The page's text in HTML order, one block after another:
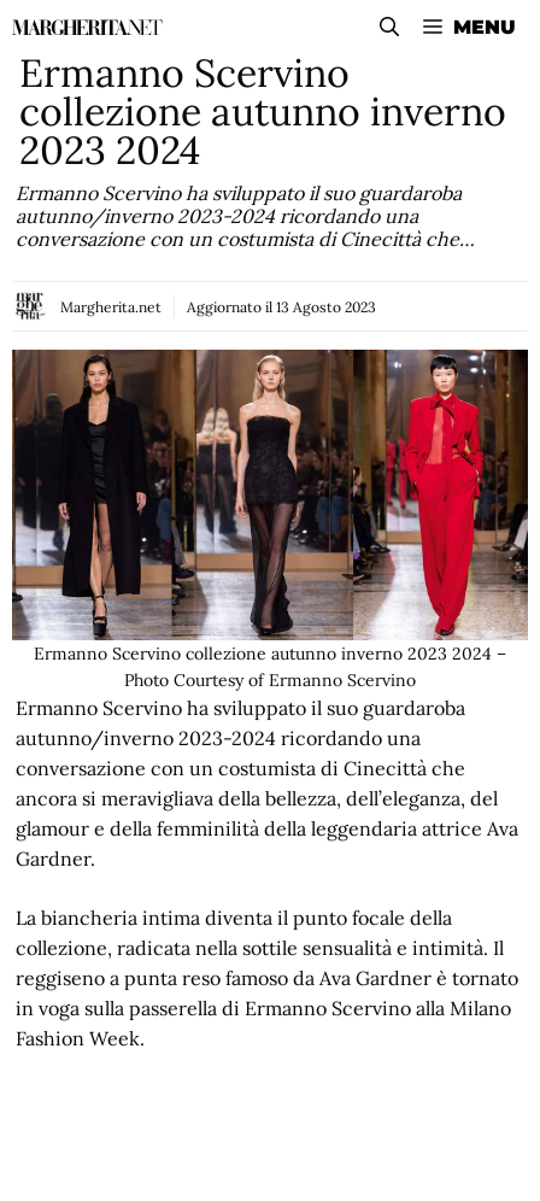
Vai
contenuto
MENU
Ermanno Scervino
collezione autunno inverno
2023 2024
Ermanno Scervino ha sviluppato il suo guardaroba
autunno/inverno 2023-2024 ricordando una
conversazione con un costumista di Cinecittà che…
Margherita.net Aggiornato il 13 Agosto 2023
Ermanno Scervino collezione autunno inverno 2023 2024 –
Photo Courtesy of Ermanno Scervino
Ermanno Scervino ha sviluppato il suo guardaroba
autunno/inverno 2023-2024 ricordando una
conversazione con un costumista di Cinecittà che
ancora si meravigliava della bellezza, dell’eleganza, del
glamour e della femminilità della leggendaria attrice Ava
Gardner.
La biancheria intima diventa il punto focale della
collezione, radicata nella sottile sensualità e intimità. Il
reggiseno a punta reso famoso da Ava Gardner è tornato
in voga sulla passerella di Ermanno Scervino alla Milano
Fashion Week.